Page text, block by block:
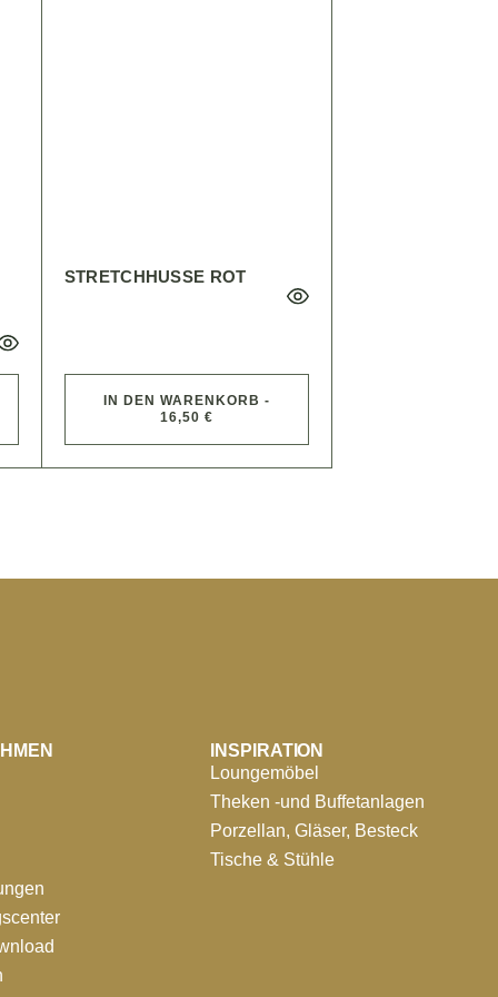
STRETCHHUSSE ROT
IN DEN WARENKORB -
16,50 €
INSPIRATION
Loungemöbel
Theken -und Buffetanlagen
Porzellan, Gläser, Besteck
Tische & Stühle